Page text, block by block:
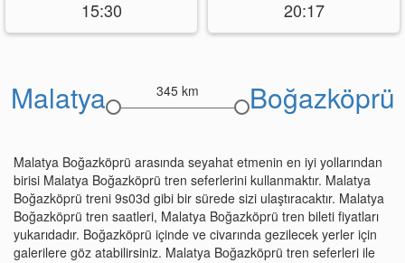
15:30 20:17
Malatya 345 km Boğazköprü
Malatya Boğazköprü arasında seyahat etmenin en iyi yollarından
birisi Malatya Boğazköprü tren seferlerini kullanmaktır. Malatya
Boğazköprü treni 9s03d gibi bir sürede sizi ulaştıracaktır. Malatya
Boğazköprü tren saatleri, Malatya Boğazköprü tren bileti fiyatları
yukarıdadır. Boğazköprü içinde ve civarında gezilecek yerler için
galerilere göz atabilirsiniz. Malatya Boğazköprü tren seferleri ile